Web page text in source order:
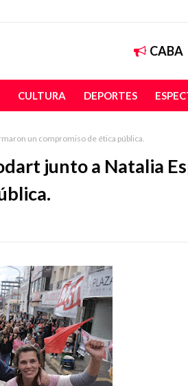
CABA
CULTURA DEPORTES
un compromiso de ética pública.
junto a Natalia